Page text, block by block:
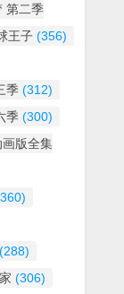
第二季
王子 (356)
季 (312)
季 (300)
版全集
(288)
(306)